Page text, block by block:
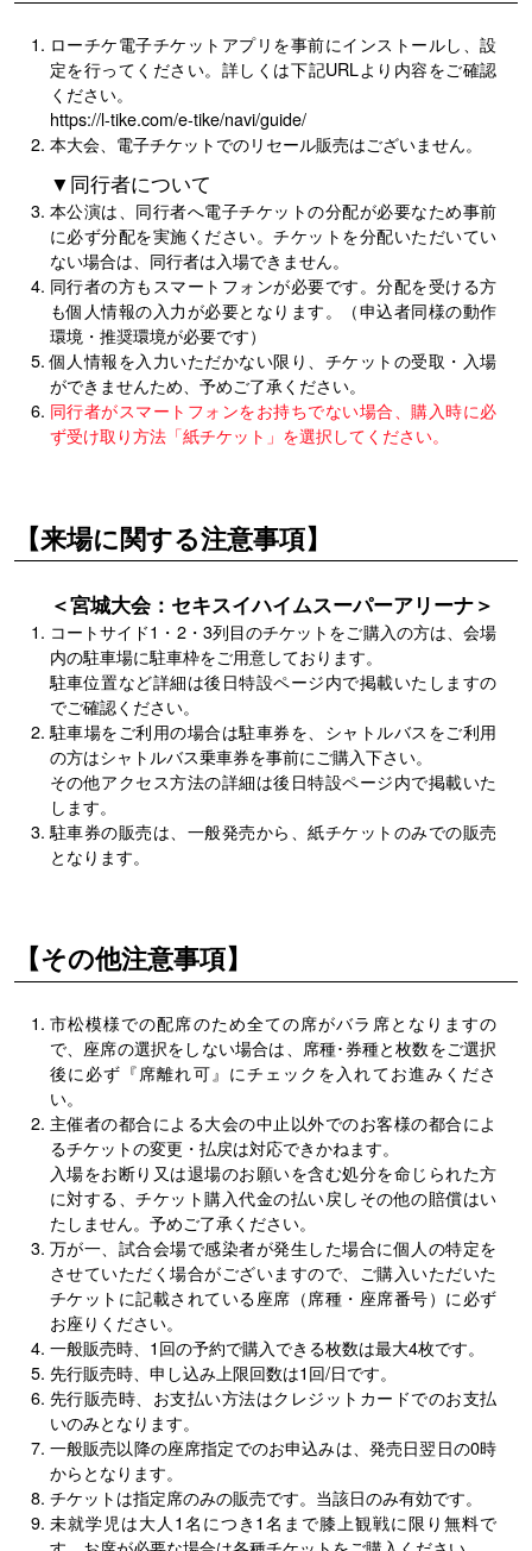
ローチケ電子チケットアプリを事前にインストールし、設
定を行ってください。詳しくは下記URLより内容をご確認
ください。
https://l-tike.com/e-tike/navi/guide/
本大会、電子チケットでのリセール販売はございません。
▼同行者について
本公演は、同行者へ電子チケットの分配が必要なため事前
に必ず分配を実施ください。チケットを分配いただいてい
ない場合は、同行者は入場できません。
同行者の方もスマートフォンが必要です。分配を受ける方
も個人情報の入力が必要となります。（申込者同様の動作
環境・推奨環境が必要です）
個人情報を入力いただかない限り、チケットの受取・入場
ができませんため、予めご了承ください。
同行者がスマートフォンをお持ちでない場合、購入時に必
ず受け取り方法「紙チケット」を選択してください。
【来場に関する注意事項】
＜宮城大会：セキスイハイムスーパーアリーナ＞
コートサイド1・2・3列目のチケットをご購入の方は、会場
内の駐車場に駐車枠をご用意しております。
駐車位置など詳細は後日特設ページ内で掲載いたしますの
でご確認ください。
駐車場をご利用の場合は駐車券を、シャトルバスをご利用
の方はシャトルバス乗車券を事前にご購入下さい。
その他アクセス方法の詳細は後日特設ページ内で掲載いた
します。
駐車券の販売は、一般発売から、紙チケットのみでの販売
となります。
【その他注意事項】
市松模様での配席のため全ての席がバラ席となりますの
で、座席の選択をしない場合は、席種･券種と枚数をご選択
後に必ず『席離れ可』にチェックを入れてお進みくださ
い。
主催者の都合による大会の中止以外でのお客様の都合によ
るチケットの変更・払戻は対応できかねます。
入場をお断り又は退場のお願いを含む処分を命じられた方
に対する、チケット購入代金の払い戻しその他の賠償はい
たしません。予めご了承ください。
万が一、試合会場で感染者が発生した場合に個人の特定を
させていただく場合がございますので、ご購入いただいた
チケットに記載されている座席（席種・座席番号）に必ず
お座りください。
一般販売時、1回の予約で購入できる枚数は最大4枚です。
先行販売時、申し込み上限回数は1回/日です。
先行販売時、お支払い方法はクレジットカードでのお支払
いのみとなります。
一般販売以降の座席指定でのお申込みは、発売日翌日の0時
からとなります。
チケットは指定席のみの販売です。当該日のみ有効です。
未就学児は大人1名につき1名まで膝上観戦に限り無料で